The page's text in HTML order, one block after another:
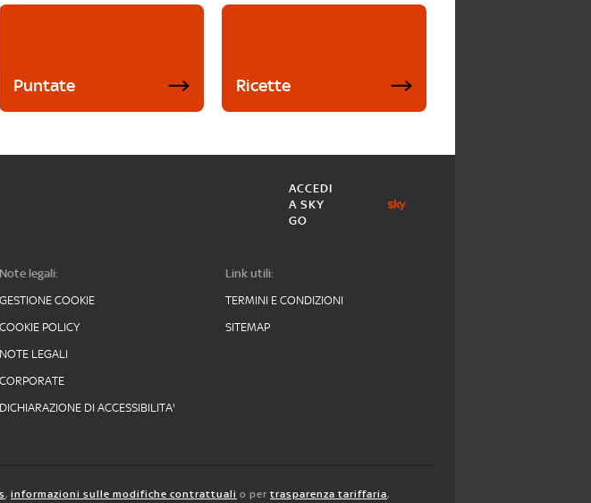
Puntate Ricette
ACCEDI
A SKY
GO
Note legali:
GESTIONE COOKIE
COOKIE POLICY
NOTE LEGALI
CORPORATE
DICHIARAZIONE DI ACCESSIBILITA'
Link utili:
TERMINI E CONDIZIONI
SITEMAP
, informazioni sulle modifiche contrattuali o per trasparenza tariffaria,